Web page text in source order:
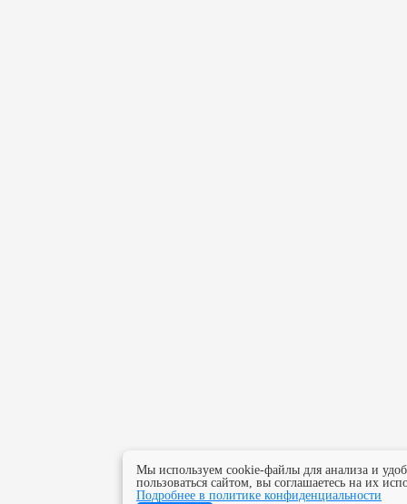
Мы используем cookie-файлы для анализа и
пользоваться сайтом, вы соглашаетесь на их
Подробнее в политике конфиденциальности